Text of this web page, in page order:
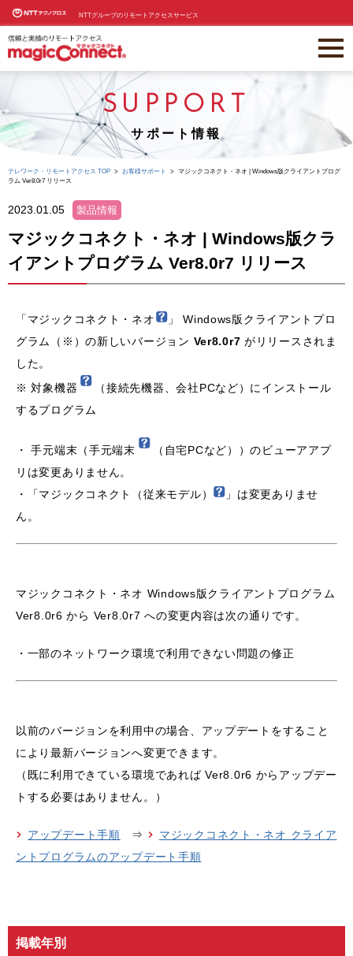
NTTグループのリモートアクセスサービス
SUPPORT
サポート情報
テレワーク・リモートアクセス TOP お客様サポート
マジックコネクト・ネオ | Windows版クライアントプログ
ラム Ver8.0r7 リリース
2023.01.05 製品情報
マジックコネクト・ネオ | Windows版クラ
イアントプログラム Ver8.0r7 リリース
「マジックコネクト・ネオ
」 Windows版クライアントプロ
グラム（※）の新しいバージョン Ver8.0r7 がリリースされま
した。
※ 対象機器
（接続先機器、会社PCなど）にインストール
するプログラム
・ 手元端末（手元端末
（自宅PCなど））のビューアアプ
リは変更ありません。
・「マジックコネクト（従来モデル）
」は変更ありませ
ん。
マジックコネクト・ネオ Windows版クライアントプログラム
Ver8.0r6 から Ver8.0r7 への変更内容は次の通りです。
・一部のネットワーク環境で利用できない問題の修正
以前のバージョンを利用中の場合、アップデートをすること
により最新バージョンへ変更できます。
（既に利用できている環境であれば Ver8.0r6 からアップデー
トする必要はありません。）
アップデート手順 ⇒
マジックコネクト・ネオ クライア
ントプログラムのアップデート手順
掲載年別